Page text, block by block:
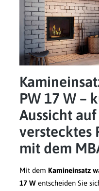
PW 17 W –
Aussicht
verstecktes
mit dem
Mit dem Kamineinsatz
17 W entscheiden Sie